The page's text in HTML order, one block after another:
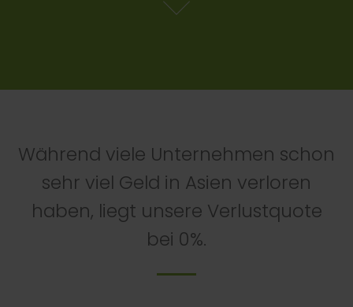
Während viele Unternehmen schon
sehr viel Geld in Asien verloren
haben, liegt unsere Verlustquote
bei 0%.